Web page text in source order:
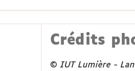
Crédits
© IUT Lumière -